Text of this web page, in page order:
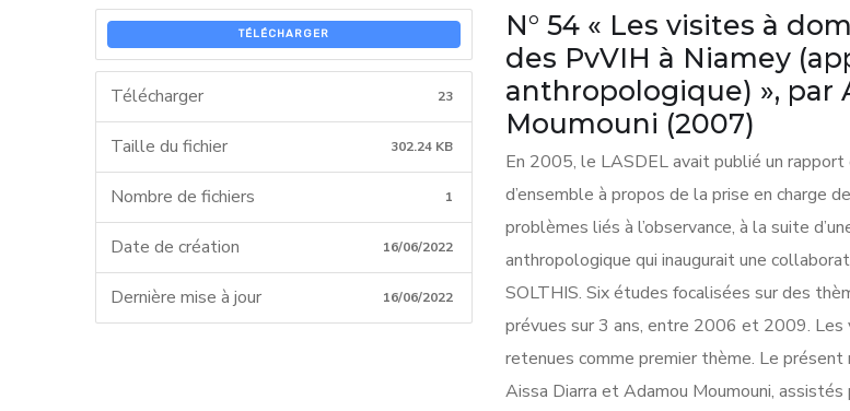
TÉLÉCHARGER
Télécharger 23
Taille du fichier 302.24 KB
Nombre de fichiers 1
Date de création 16/06/2022
Dernière mise à jour 16/06/2022
N° 54 « Les visites à
des PvVIH à Niamey
anthropologique) », par
Moumouni (2007)
En 2005, le LASDEL avait publié un
d’ensemble à propos de la prise en charge
problèmes liés à l’observance, à la suite
anthropologique qui inaugurait une
SOLTHIS. Six études focalisées sur des
prévues sur 3 ans, entre 2006 et 2009.
retenues comme premier thème. Le
Aissa Diarra et Adamou Moumouni,